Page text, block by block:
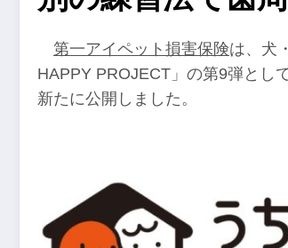
第一アイペット損害保険は、犬
HAPPY PROJECT」の第9弾とし
新たに公開しました。